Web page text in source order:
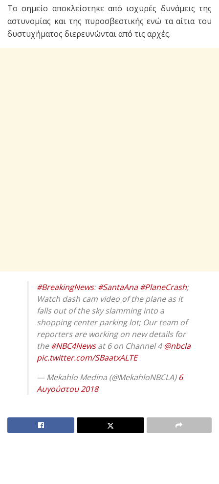
Το σημείο αποκλείστηκε από ισχυρές δυνάμεις της
αστυνομίας και της πυροσβεστικής ενώ τα αίτια του
δυστυχήματος διερευνώνται από τις αρχές.
#BreakingNews:#SantaAna #PlaneCrash;
Watch dash cam video of the plane as it
falls out of the sky slamming into a
shopping center parking lot; Our team of
reporters are working on new details for
the#NBC4Newsat 6 on Channel 4@nbcla
pic.twitter.com/SBaatxALTE
— Mekahlo Medina (@MekahloNBCLA)6
Αυγούστου 2018